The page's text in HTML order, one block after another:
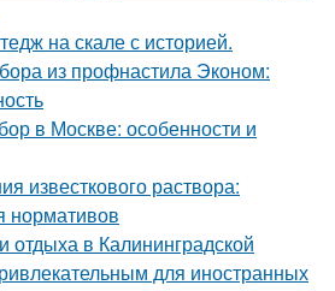
на скале с историей.
из профнастила Эконом:
в Москве: особенности и
известкового раствора:
нормативов
отдыха в Калининградской
для иностранных